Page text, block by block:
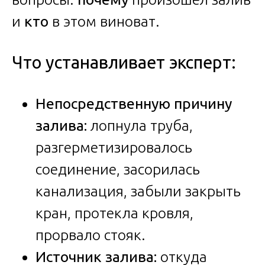
и кто в этом виноват.
Что устанавливает эксперт:
Непосредственную причину
залива: лопнула труба,
разгерметизировалось
соединение, засорилась
канализация, забыли закрыть
кран, протекла кровля,
прорвало стояк.
Источник залива: откуда